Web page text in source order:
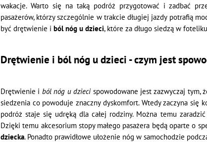
wakacje. Warto się na taką podróż przygotować i zadbać
pasażerów, którzy szczególnie w trakcie długiej jazdy potrafią
być drętwienie i ból nóg u dzieci, które za długo siedzą w
Drętwienie i ból nóg u dzieci - czym jest
Drętwienie i ból nóg u dziecispowodowane jest zazwyczaj tym,
siedzenia co powoduje znaczny dyskomfort. Wtedy zaczyna się
podróż staje się udręką dla całej rodziny. Można temu
Dzięki temu akcesorium stopy małego pasażera będą oparte o
dziecka. Ponadto prawidłowe ułożenie nóg w samochodzie